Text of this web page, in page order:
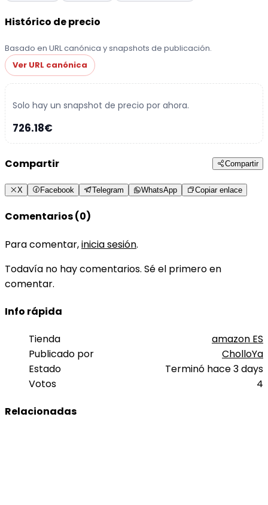
Histórico de precio
Basado en URL canónica y snapshots de publicación.
Ver URL canónica
Solo hay un snapshot de precio por ahora.
726.18€
Compartir Compartir
X Facebook Telegram WhatsApp Copiar enlace
Comentarios (0)
Para comentar,inicia sesión.
Todavía no hay comentarios. Sé el primero en
comentar.
Info rápida
Tienda
amazon ES
Publicado por
CholloYa
Estado
Terminó hace 3 days
Votos
4
Relacionadas